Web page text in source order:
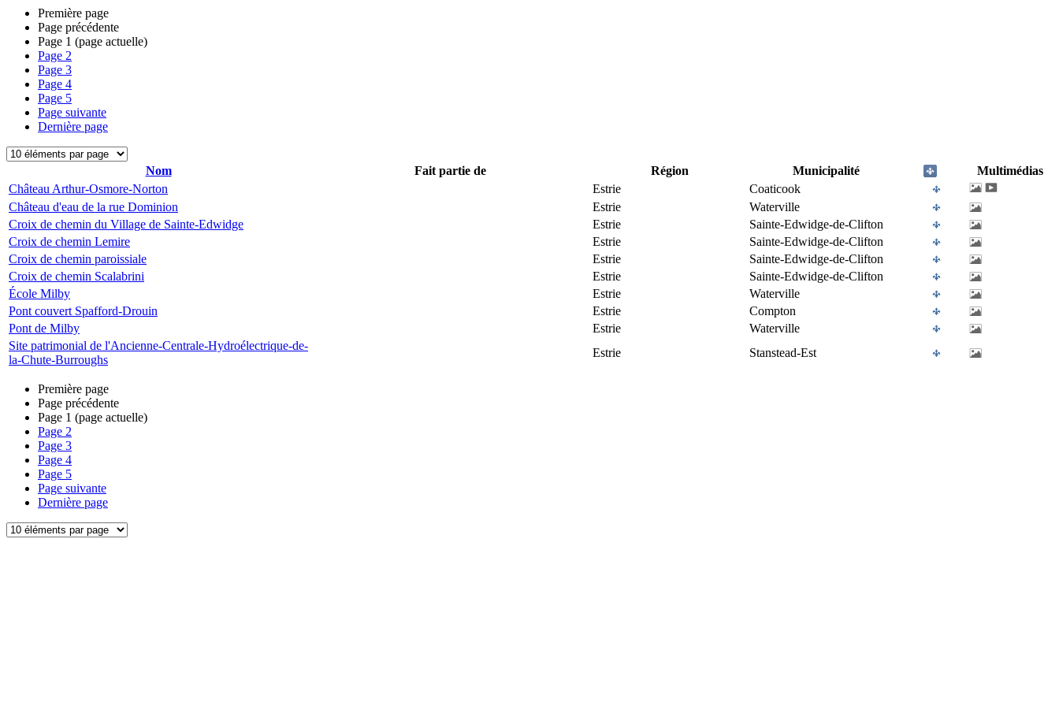
Première page
Page précédente
Page 1 (page actuelle)
Page 2
Page 3
Page 4
Page 5
Page suivante
Dernière page
Nom Fait partie de Région Municipalité
Multimédias
Château Arthur-Osmore-Norton
Estrie
Coaticook
Château d'eau de la rue Dominion
Estrie
Waterville
Croix de chemin du Village de Sainte-Edwidge
Estrie
Sainte-Edwidge-de-Clifton
Croix de chemin Lemire
Estrie
Sainte-Edwidge-de-Clifton
Croix de chemin paroissiale
Estrie
Sainte-Edwidge-de-Clifton
Croix de chemin Scalabrini
Estrie
Sainte-Edwidge-de-Clifton
École Milby
Estrie
Waterville
Pont couvert Spafford-Drouin
Estrie
Compton
Pont de Milby
Estrie
Waterville
Site patrimonial de l'Ancienne-Centrale-Hydroélectrique-de-
la-Chute-Burroughs
Estrie Stanstead-Est
Première page
Page précédente
Page 1 (page actuelle)
Page 2
Page 3
Page 4
Page 5
Page suivante
Dernière page